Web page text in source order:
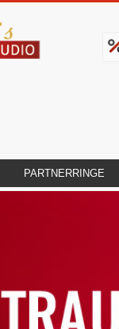
PARTNERRINGE